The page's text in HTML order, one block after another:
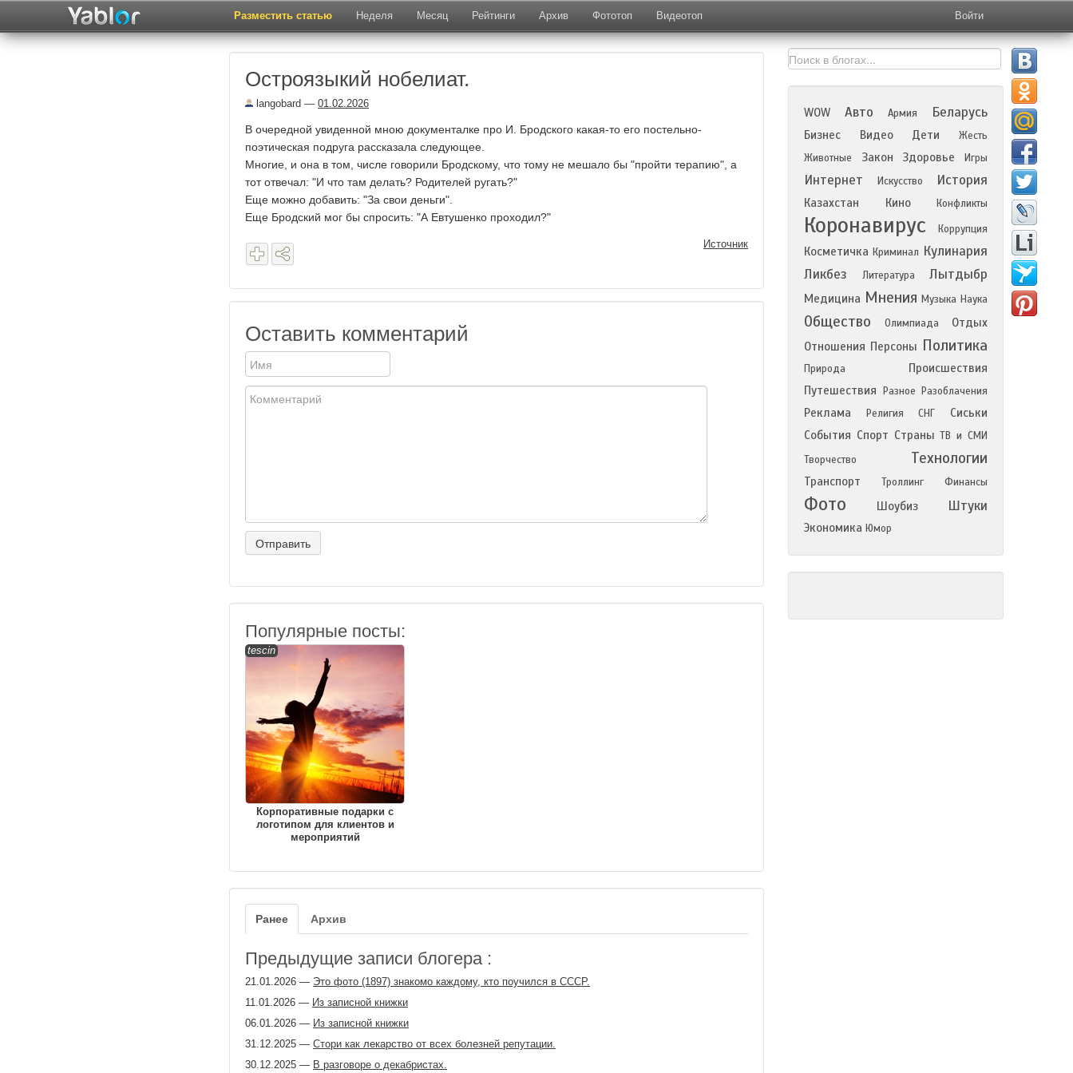
Разместить статью Неделя Месяц Рейтинги Архив Фототоп Видеотоп Войти
Остроязыкий нобелиат.
langobard — 01.02.2026
В очередной увиденной мною документалке про И. Бродского какая-то его постельно-
поэтическая подруга рассказала следующее.
Многие, и она в том, числе говорили Бродскому, что тому не мешало бы "пройти терапию", а
тот отвечал: "И что там делать? Родителей ругать?"
Еще можно добавить: "За свои деньги".
Еще Бродский мог бы спросить: "А Евтушенко проходил?"
Источник
Оставить комментарий
Популярные посты:
tescin
Корпоративные подарки с
логотипом для клиентов и
мероприятий
Ранее Архив
Предыдущие записи блогера :
21.01.2026 — Это фото (1897) знакомо каждому, кто поучился в СССР.
11.01.2026 — Из записной книжки
06.01.2026 — Из записной книжки
31.12.2025 — Стори как лекарство от всех болезней репутации.
30.12.2025 — В разговоре о декабристах.
WOW Авто Армия Беларусь
Бизнес Видео Дети
Жесть
Животные
Закон Здоровье Игры
Интернет Искусство История
Казахстан Кино Конфликты
Коронавирус Коррупция
Косметичка Криминал Кулинария
Ликбез
Литература Лытдыбр
Медицина Мнения Музыка Наука
Общество Олимпиада
Отдых
Отношения Персоны Политика
Природа
Происшествия
Путешествия
Разное Разоблачения
Реклама Религия СНГ
Сиськи
События Спорт Страны ТВ и СМИ
Творчество
Технологии
Транспорт Троллинг Финансы
Фото Шоубиз Штуки
Экономика Юмор